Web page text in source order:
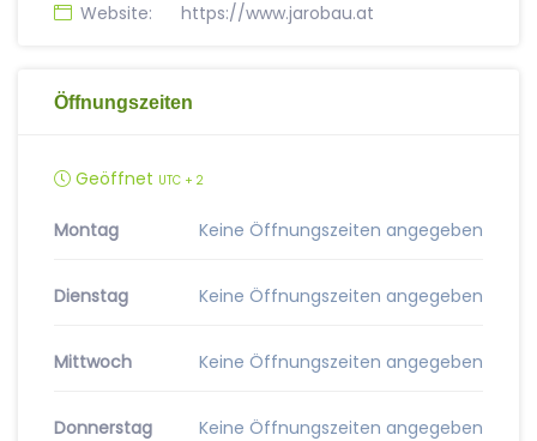
Website: https://www.jarobau.at
Öffnungszeiten
Geöffnet UTC + 2
Montag Keine Öffnungszeiten angegeben
Dienstag Keine Öffnungszeiten angegeben
Mittwoch Keine Öffnungszeiten angegeben
Donnerstag Keine Öffnungszeiten angegeben